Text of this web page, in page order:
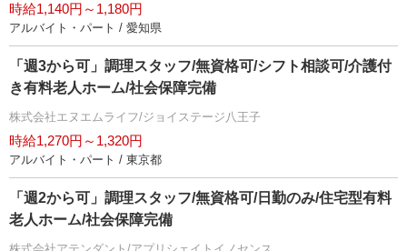
時給1,140円～1,180円
アルバイト・パート / 愛知県
「週3から可」調理スタッフ/無資格可/シフト相談可/介護付
き有料老人ホーム/社会保障完備
株式会社エヌエムライフ/ジョイステージ八王子
時給1,270円～1,320円
アルバイト・パート / 東京都
「週2から可」調理スタッフ/無資格可/日勤のみ/住宅型有料
老人ホーム/社会保障完備